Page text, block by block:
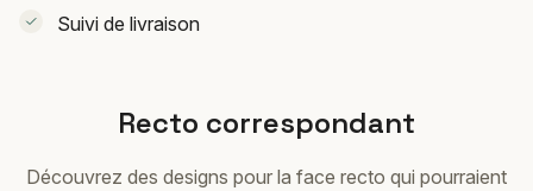
Suivi de livraison
Recto correspondant
Découvrez des designs pour la face recto qui pourraient